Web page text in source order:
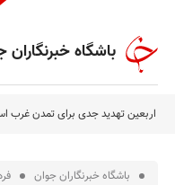
باشگاه خبرنگاران
اربعین تهدید جدی برای تمدن غرب
باشگاه خبرنگاران جوان